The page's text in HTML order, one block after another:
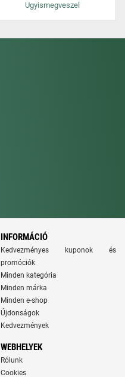
Ugyismegveszel
INFORMÁCIÓ
Kedvezményes kuponok és
promóciók
Minden kategória
Minden márka
Minden e-shop
Újdonságok
Kedvezmények
WEBHELYEK
Rólunk
Cookies